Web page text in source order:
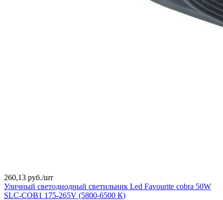
260,13 руб./шт
Уличный светодиодный светильник Led Favourite cobra 50W
SLC-COB1 175-265V (5800-6500 К)